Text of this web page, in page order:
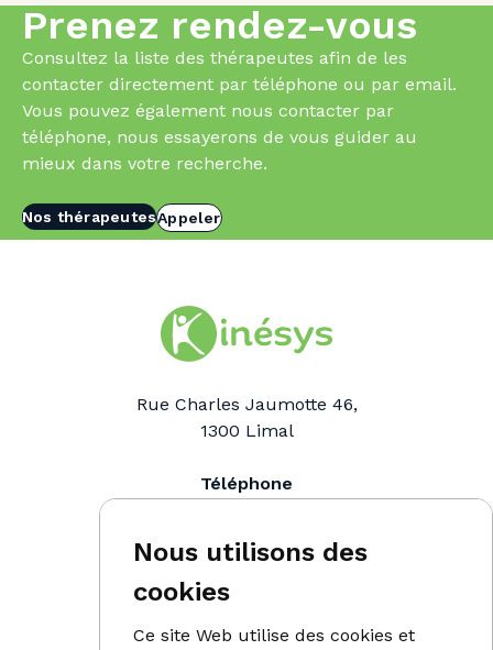
Nous utilisons des
cookies
Ce site Web utilise des cookies et
Prenez rendez-vous
Consultez la liste des thérapeutes afin de les
contacter directement par téléphone ou par email.
Vous pouvez également nous contacter par
téléphone, nous essayerons de vous guider au
mieux dans votre recherche.
Nos thérapeutesAppeler
Rue Charles Jaumotte 46,
1300 Limal
Téléphone
info@kinesys.be